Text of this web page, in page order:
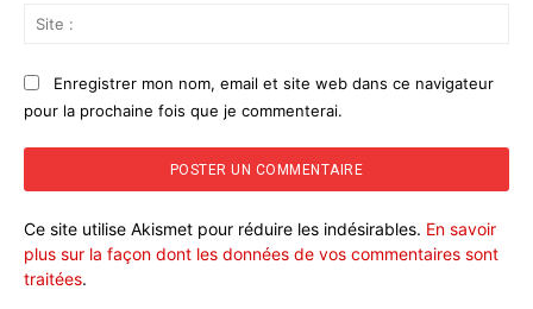
Enregistrer mon nom, email et site web dans ce navigateur
pour la prochaine fois que je commenterai.
Ce site utilise Akismet pour réduire les indésirables. En savoir
plus sur la façon dont les données de vos commentaires sont
traitées.